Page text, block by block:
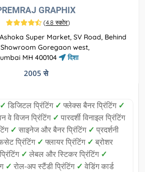
GRAPHIX
(4.8 स्कोर)
Super Market, SV Road, Behind
Goregaon west,
MH 400104
दिशा
2005 से
✓ डिजिटल प्रिंटिंग ✓ फ्लेक्स बैनर प्रिंटिंग ✓
वे विजन प्रिंटिंग ✓ पारदर्शी विनाइल प्रिंटिंग
✓ साइनेज और बैनर प्रिंटिंग ✓ प्रदर्शनी
प्रिंटिंग ✓ फ्लायर प्रिंटिंग ✓ ब्रोशर
✓ लेबल और स्टिकर प्रिंटिंग ✓
✓ रोल-अप स्टैंडी प्रिंटिंग ✓ वेडिंग कार्ड